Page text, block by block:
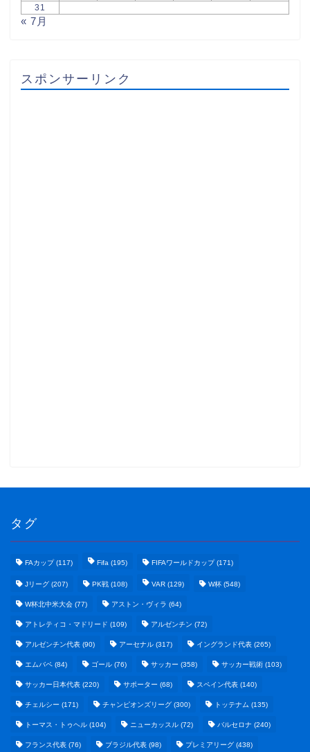
31
« 7月
スポンサーリンク
タグ
FAカップ(117) Fifa (195) FIFAワールドカップ(171)
Jリーグ (207) PK戦 (108) VAR (129) W杯 (548)
W杯北中米大会 (77) アストン・ヴィラ (64)
アトレティコ・マドリード (109) アルゼンチン (72)
アルゼンチン代表 (90) アーセナル (317) イングランド代表 (265)
エムバペ (84) ゴール (76) サッカー (358) サッカー戦術 (103)
サッカー日本代表 (220) サポーター (68) スペイン代表 (140)
チェルシー (171) チャンピオンズリーグ (300) トッテナム (135)
トーマス・トゥヘル (104) ニューカッスル (72) バルセロナ (240)
フランス代表 (76) ブラジル代表 (98) プレミアリーグ (438)